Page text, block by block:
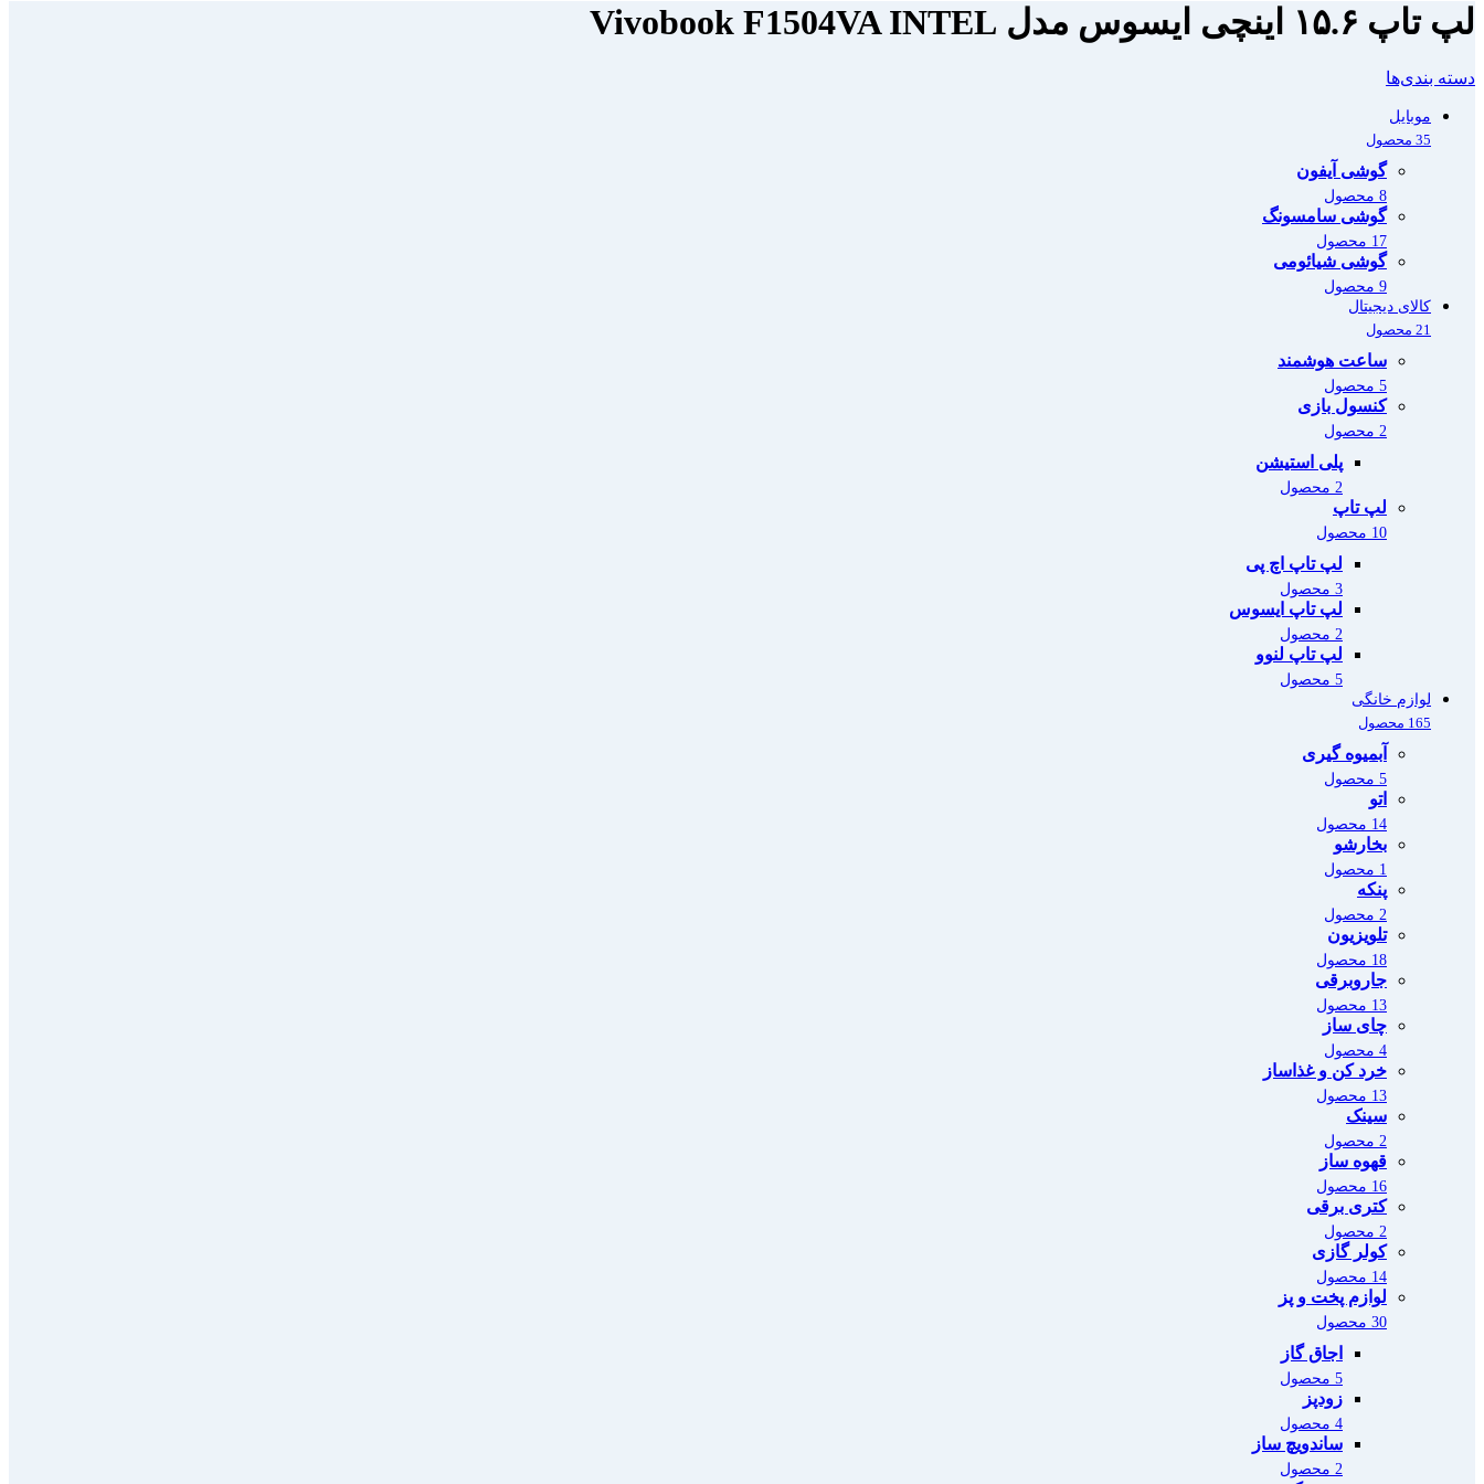
لپ تاپ ۱۵.۶ اینچی ایسوس مدل Vivobook F1504VA INTEL
دسته بندی‌ها
موبایل
35 محصول
گوشی آیفون
8 محصول
گوشی سامسونگ
17 محصول
گوشی شیائومی
9 محصول
کالای دیجیتال
21 محصول
ساعت هوشمند
5 محصول
کنسول بازی
2 محصول
پلی استیشن
2 محصول
لپ تاپ
10 محصول
لپ تاپ اچ پی
3 محصول
لپ تاپ ایسوس
2 محصول
لپ تاپ لنوو
5 محصول
لوازم خانگی
165 محصول
آبمیوه گیری
5 محصول
اتو
14 محصول
بخارشو
1 محصول
پنکه
2 محصول
تلویزیون
18 محصول
جاروبرقی
13 محصول
چای ساز
4 محصول
خرد کن و غذاساز
13 محصول
سینک
2 محصول
قهوه ساز
16 محصول
کتری برقی
2 محصول
کولر گازی
14 محصول
لوازم پخت و پز
30 محصول
اجاق گاز
5 محصول
زودپز
4 محصول
ساندویچ ساز
2 محصول